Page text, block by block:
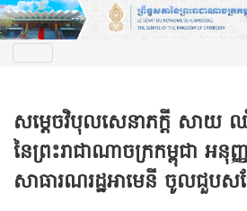
សម្តេចវិបុលសេនាភក្តី សាយ
នៃព្រះរាជាណាចក្រកម្ពុជា អនុញ្
សាធារណរដ្ឋអាមេនី ចូលជួបសម្